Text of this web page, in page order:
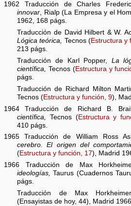
1962 Traducción de Charles
innovar, Rialp (La Empresa y el
1962, 168 págs.
Traducción de David Hilbert & W.
Lógica teórica, Tecnos (Estructura y
213 págs.
Traducción de Karl Popper, La
científica, Tecnos (Estructura y
págs.
Traducción de Richard Milton
Tecnos (Estructura y función, 9),
1964 Traducción de Richard B.
científica,
Tecnos (Estructura y
410 págs.
1965 Traducción de William Ross
cerebro. El origen del
(Estructura y función, 17), Madrid
1966 Traducción de Max
ideologías, Taurus (Cuadernos
págs.
Traducción de Max
(Ensayistas de hoy, 44), Madrid